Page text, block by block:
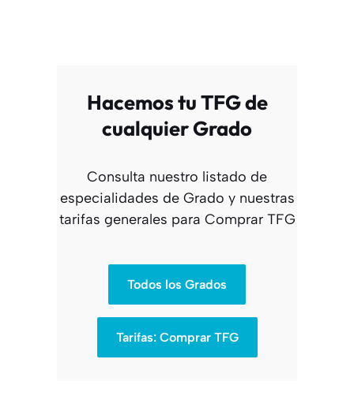
Hacemos tu TFG de
cualquier Grado
Consulta nuestro listado de
especialidades de Grado y nuestras
tarifas generales para Comprar TFG
Todos los Grados
Tarifas: Comprar TFG